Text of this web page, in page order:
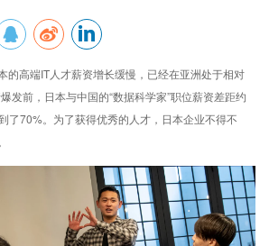
的高端IT人才薪资增长缓慢，已经在亚洲处于相对
发前，日本与中国的“数据科学家”职位薪资差距约
了70%。为了获得优秀的人才，日本企业不得不